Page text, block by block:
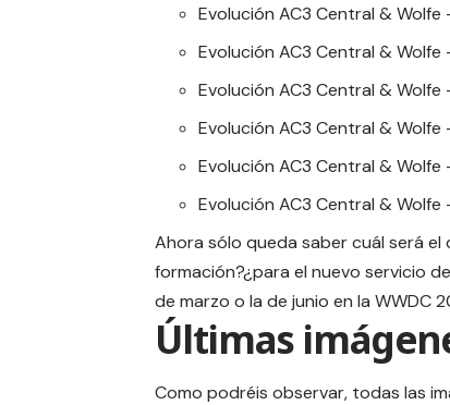
Evolución AC3 Central & Wolfe
Evolución AC3 Central & Wolfe
Evolución AC3 Central & Wolfe
Evolución AC3 Central & Wolfe
Evolución AC3 Central & Wolfe
Evolución AC3 Central & Wolfe
Ahora sólo queda saber cuál será
formación?¿para el nuevo servicio
de marzo o la de junio en la WWDC
Últimas
Como podréis observar, todas las